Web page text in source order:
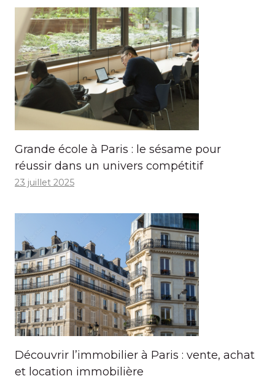
Grande école à Paris : le sésame pour
réussir dans un univers compétitif
23 juillet 2025
Découvrir l’immobilier à Paris : vente, achat
et location immobilière